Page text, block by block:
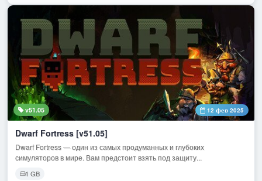
v51.05 12 фев 2025
Dwarf Fortress [v51.05]
Dwarf Fortress — один из самых продуманных и глубоких
симуляторов в мире. Вам предстоит взять под защиту...
1 GB